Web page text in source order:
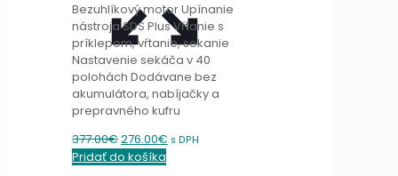
Bezuhlíkový motor Upínanie
nástroja SDS Plus Vŕtanie s
príklepom, vŕtanie, sekanie
Nastavenie sekáča v 40
polohách Dodávane bez
akumulátora, nabíjačky a
prepravného kufru
377.00€Original
price
276.00€ Current
s DPH
Pridať do košíka